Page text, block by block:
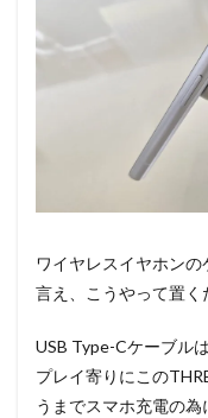
ワイヤレスイヤホン
言え、こうやって置く
USB Type-Cケーブル
プレイ寄りにこの
うまでスマホ充電の